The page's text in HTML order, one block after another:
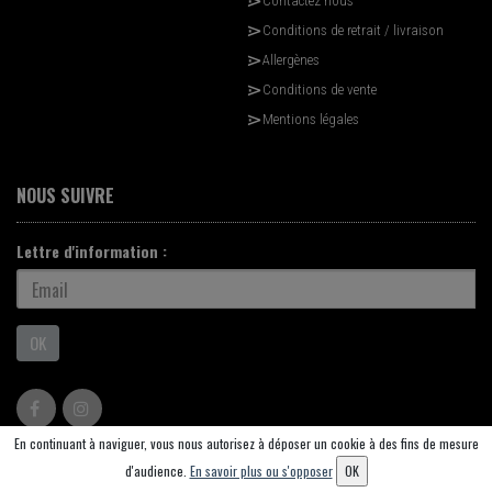
Conditions de retrait / livraison
Allergènes
Conditions de vente
Mentions légales
NOUS SUIVRE
Lettre d'information :
OK
SaasFood - Logiciel de gestion de commande sur internet et en
magasin
En continuant à naviguer, vous nous autorisez à déposer un cookie à des fins de mesure
d'audience. En savoir plus ou s'opposer OK